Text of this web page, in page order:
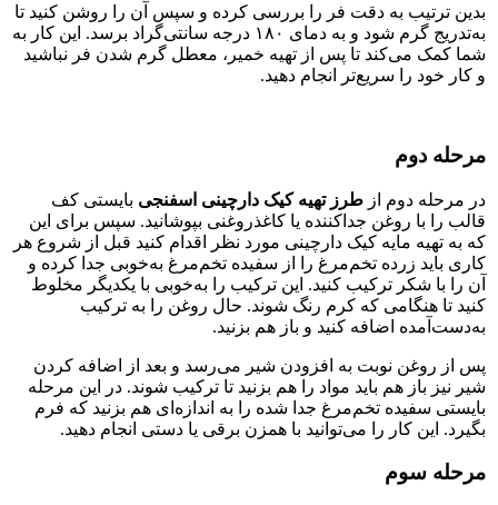
بدین ترتیب به دقت فر را بررسی کرده و سپس آن را روشن کنید تا
به‌تدریج گرم شود و به دمای ۱۸۰ درجه سانتی‌گراد برسد. این کار به
شما کمک می‌کند تا پس از تهیه خمیر، معطل گرم شدن فر نباشید
و کار خود را سریع‌تر انجام دهید.
مرحله دوم
در مرحله دوم از طرز تهیه کیک دارچینی اسفنجی بایستی کف
قالب را با روغن جداکننده یا کاغذروغنی بپوشانید. سپس برای این
که به تهیه مایه کیک دارچینی مورد نظر اقدام کنید قبل از شروع هر
کاری باید زرده تخم‌مرغ را از سفیده تخم‌مرغ به‌خوبی جدا کرده و
آن را با شکر ترکیب کنید. این ترکیب را به‌خوبی با یکدیگر مخلوط
کنید تا هنگامی که کرم رنگ شوند. حال روغن را به ترکیب
به‌دست‌آمده اضافه کنید و باز هم بزنید.
پس از روغن نوبت به افزودن شیر می‌رسد و بعد از اضافه کردن
شیر نیز باز هم باید مواد را هم بزنید تا ترکیب شوند. در این مرحله
بایستی سفیده تخم‌مرغ جدا شده را به اندازه‌ای هم بزنید که فرم
بگیرد. این کار را می‌توانید با همزن برقی یا دستی انجام دهید.
مرحله سوم